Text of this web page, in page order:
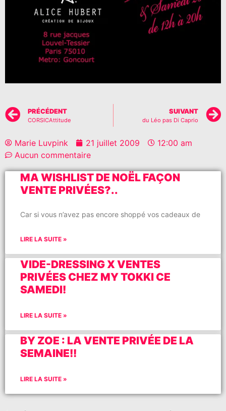
PRÉCÉDENT
CORSICAttitude
SUIVANT
du Léo pas Di Caprio
Marie Luvpink 21 juillet 2009
12:00 am
Aucun commentaire
MA WISHLIST DE NOËL FAÇON
VENTE PRIVÉES?..
Car si vous n’avez pas encore shoppé vos cadeaux de
LIRE LA SUITE »
VIDE-DRESSING X VENTES
PRIVÉES CHEZ MY TOKKI CE
SAMEDI!
LIRE LA SUITE »
BY ZOE : LA VENTE PRIVÉE DE LA
SEMAINE!!
LIRE LA SUITE »